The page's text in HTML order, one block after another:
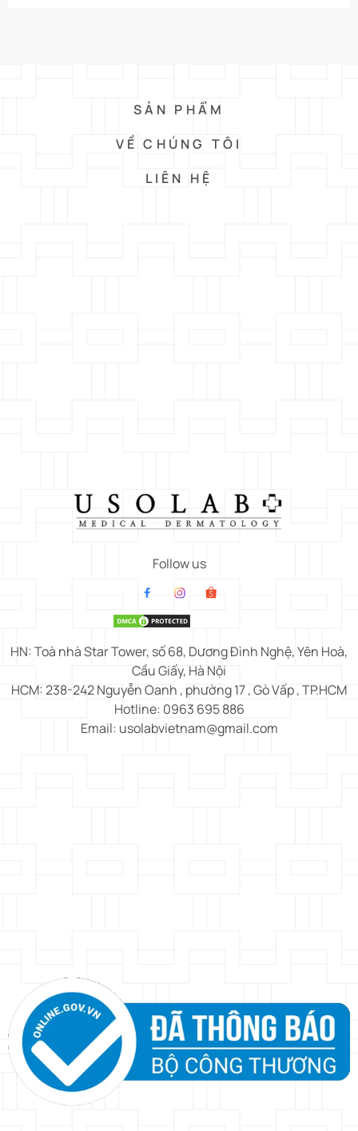
SẢN PHẨM
VỀ CHÚNG TÔI
LIÊN HỆ
Follow us
HN: Toà nhà Star Tower, số 68, Dương Đình Nghệ, Yên Hoà,
Cầu Giấy, Hà Nội
HCM: 238-242 Nguyễn Oanh , phường 17 , Gò Vấp , TP.HCM
Hotline: 0963 695 886
Email: usolabvietnam@gmail.com